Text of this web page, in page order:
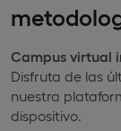
Campus virtual
Disfruta de las
nuestra
dispositivo.